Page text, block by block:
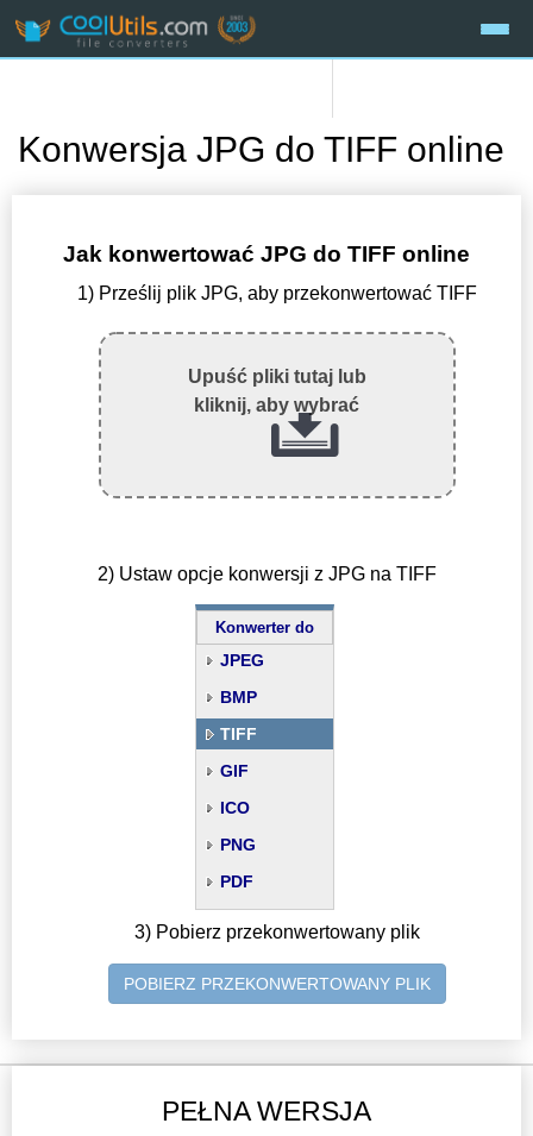
Konwersja JPG do TIFF online
Jak konwertować JPG do TIFF online
1) Prześlij plik JPG, aby przekonwertować TIFF
Upuść pliki tutaj lub
kliknij, aby wybrać
2) Ustaw opcje konwersji z JPG na TIFF
Konwerter do
JPEG
BMP
TIFF
GIF
ICO
PNG
PDF
3) Pobierz przekonwertowany plik
POBIERZ PRZEKONWERTOWANY PLIK
PEŁNA WERSJA